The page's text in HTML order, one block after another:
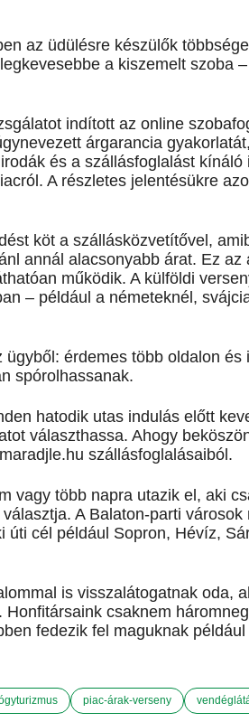
az üdülésre készülők
a kiszemelt szoba
indított az online
árgarancia
és a szállásfoglalást kínáló
A részletes jelentésükre
köt a szállásközvetítővel,
annál alacsonyabb árat. Ez az
működik. A külföldi
– például a németeknél,
érdemes több oldalon és
spórolhassanak.
hatodik utas indulás előtt
választhassa. Ahogy
szállásfoglalásaiból.
vagy több napra utazik el, aki
A Balaton-parti városok
cél például Sopron, Hévíz,
is visszalátogatnak oda,
csaknem
fedezik fel maguknak például
piac-árak-verseny